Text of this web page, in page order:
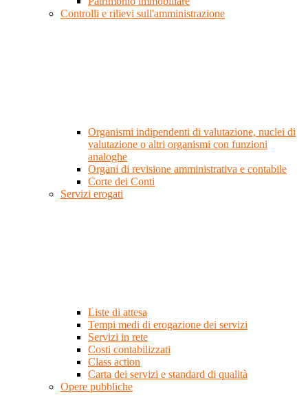
Controlli e rilievi sull'amministrazione
Organismi indipendenti di valutazione, nuclei di
valutazione o altri organismi con funzioni
analoghe
Organi di revisione amministrativa e contabile
Corte dei Conti
Servizi erogati
Liste di attesa
Tempi medi di erogazione dei servizi
Servizi in rete
Costi contabilizzati
Class action
Carta dei servizi e standard di qualità
Opere pubbliche